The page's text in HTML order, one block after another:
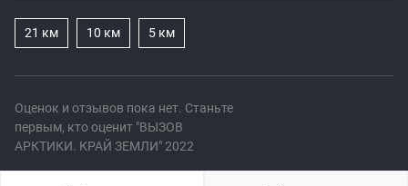
Оценок и отзывов пока нет. Станьте
первым, кто оценит "ВЫЗОВ
АРКТИКИ. КРАЙ ЗЕМЛИ" 2022
21 км 10 км 5 км